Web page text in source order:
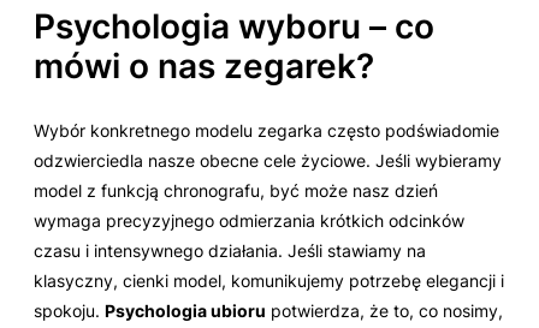
Psychologia wyboru – co
mówi o nas zegarek?
Wybór konkretnego modelu zegarka często podświadomie
odzwierciedla nasze obecne cele życiowe. Jeśli wybieramy
model z funkcją chronografu, być może nasz dzień
wymaga precyzyjnego odmierzania krótkich odcinków
czasu i intensywnego działania. Jeśli stawiamy na
klasyczny, cienki model, komunikujemy potrzebę elegancji i
spokoju. Psychologia ubioru potwierdza, że to, co nosimy,